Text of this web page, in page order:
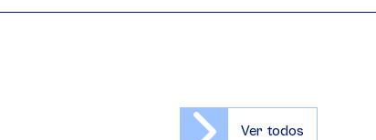
Ver todos